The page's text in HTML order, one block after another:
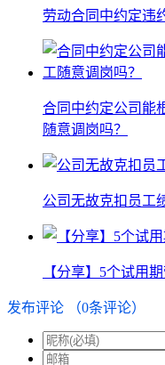
劳动合同中约定违
合同中约定公司能
随意调岗吗？
公司无故克扣员工
【分享】5个试用
发布评论 （0条评论）